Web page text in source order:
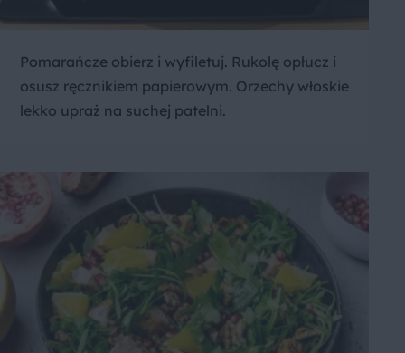
Pomarańcze obierz i wyfiletuj. Rukolę opłucz i
osusz ręcznikiem papierowym. Orzechy włoskie
lekko upraż na suchej patelni.